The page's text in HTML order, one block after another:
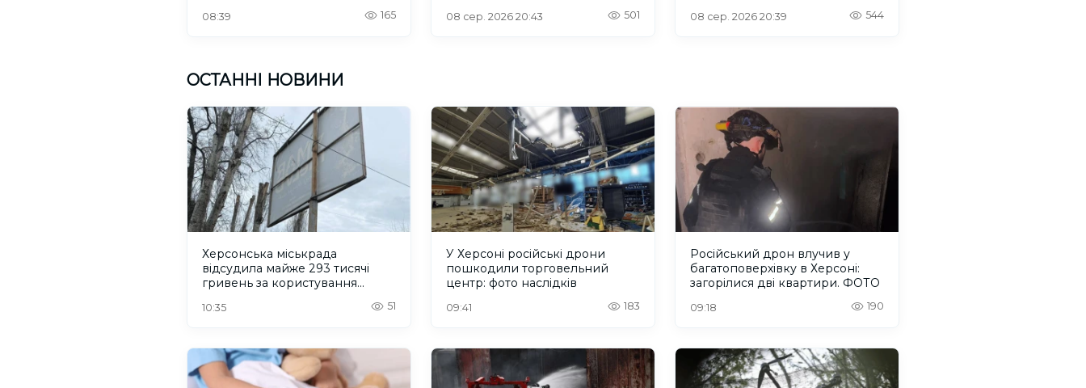
08:39 165 08 сер. 2026 20:43 501 08 сер. 2026 20:39 544
ОСТАННІ НОВИНИ
Херсонська міськрада
відсудила майже 293 тисячі
гривень за користування
10:35 51
У Херсоні російські дрони
пошкодили торговельний
центр: фото наслідків
09:41 183
Російський дрон влучив у
багатоповерхівку в Херсоні:
загорілися дві квартири. ФОТО
09:18 190